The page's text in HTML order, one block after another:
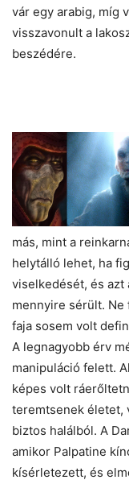
vár egy arabig, míg
visszavonult a
beszédére.
más, mint a
helytálló lehet, ha
viselkedését, és azt
mennyire sérült. Ne
faja sosem volt
A legnagyobb érv
manipuláció felett.
képes volt
teremtsenek életet,
biztos halálból. A
amikor Palpatine
kísérletezett, és